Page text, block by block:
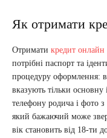
Як отримати
Отримати кредит онлайн
потрібні паспорт та
процедуру оформлення: в
вказують тільки
телефону родича і фото
який бажаючий може
вік становить від 18-ти